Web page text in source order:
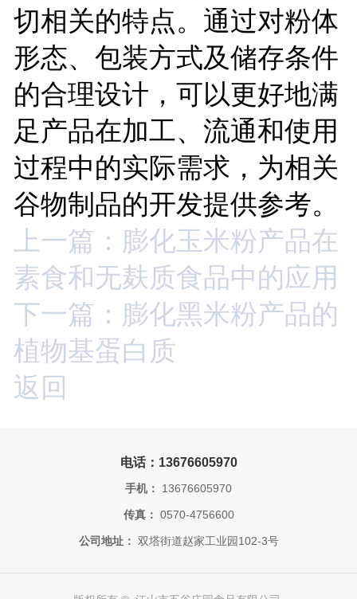
切相关的特点。通过对粉体
形态、包装方式及储存条件
的合理设计，可以更好地满
足产品在加工、流通和使用
过程中的实际需求，为相关
谷物制品的开发提供参考。
上一篇：膨化玉米粉产品在
素食和无麸质食品中的应用
下一篇：膨化黑米粉产品的
植物基蛋白质
返回
电话：13676605970
手机： 13676605970
传真： 0570-4756600
公司地址： 双塔街道赵家工业园102-3号